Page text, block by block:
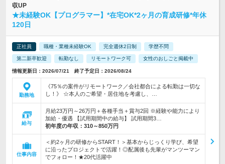
収UP
★未経験OK【プログラマー】*在宅OK*2ヶ月の育成研修*年休
120日
正社員 職種・業種未経験OK 完全週休2日制 学歴不問
第二新卒歓迎 転勤なし リモートワーク可 女性のおしごと掲載中
情報更新日：2026/07/21 終了予定日：2026/08/24
勤務地
《75％の案件がリモートワーク／会社都合による転勤は一切な
し！》 ☆本人のご希望・居住地を考慮し、…
給与
月給23万円～26万円＋各種手当＋賞与2回 ※経験や能力により
加給・優遇 【試用期間中の給与】 試用期間3…
初年度の年収： 310～850万円
仕事内容
＜約2ヶ月の研修からSTART！＞基本からじっくり学び、希望
に沿ったプロジェクトで活躍！◎配属後も先輩がマンツーマン
でフォロー！★20代活躍中